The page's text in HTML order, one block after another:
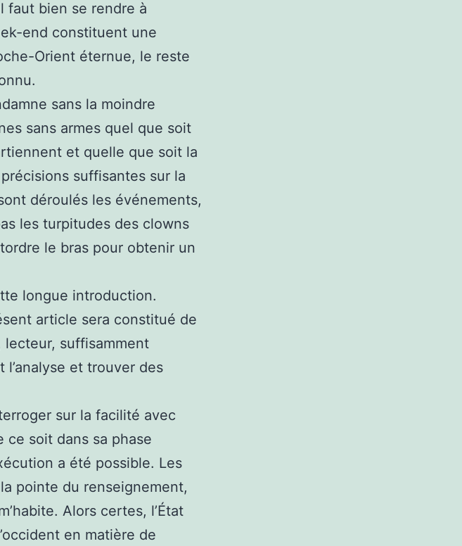
faut bien se rendre à
end constituent une
Orient éternue, le reste
sans la moindre
sans armes quel que soit
et quelle que soit la
suffisantes sur la
déroulés les événements,
les turpitudes des clowns
le bras pour obtenir un
longue introduction.
article sera constitué de
lecteur, suffisamment
et trouver des
sur la facilité avec
ce soit dans sa phase
a été possible. Les
pointe du renseignement,
Alors certes, l’État
en matière de